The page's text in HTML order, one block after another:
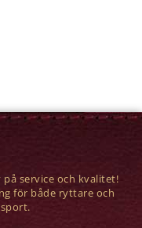
service och kvalitet!
för både ryttare och